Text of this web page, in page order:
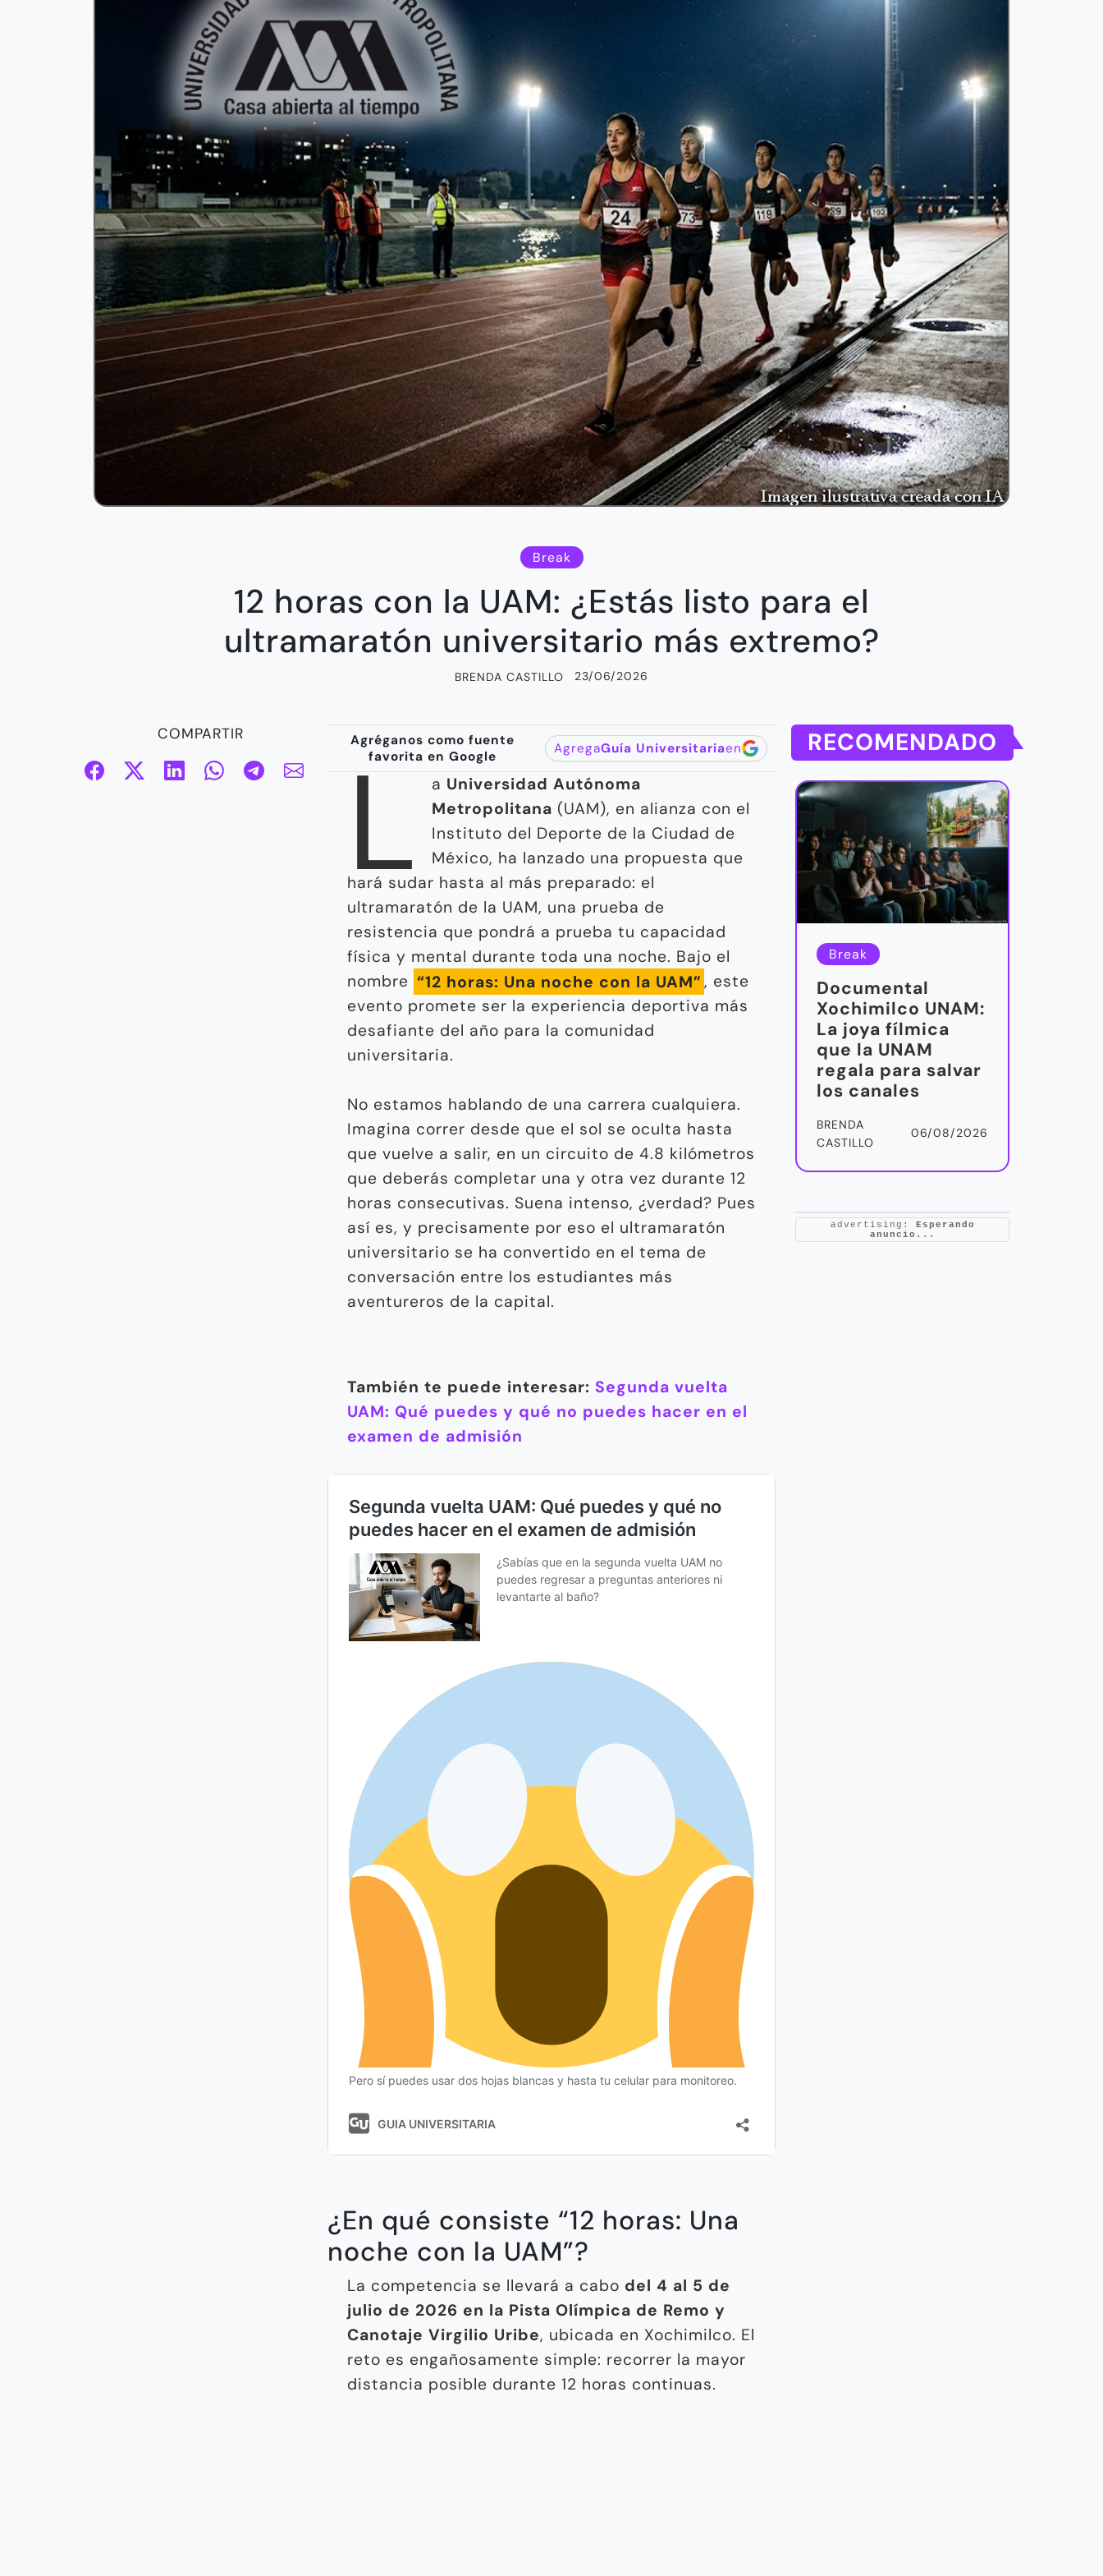
Break
12 horas con la UAM: ¿Estás listo para el
ultramaratón universitario más extremo?
BRENDA CASTILLO 23/06/2026
COMPARTIR
Agréganos como fuente
favorita en Google
AgregaGuía Universitariaen
L a Universidad Autónoma
Metropolitana (UAM), en alianza con el
Instituto del Deporte de la Ciudad de
México, ha lanzado una propuesta que
hará sudar hasta al más preparado: el
ultramaratón de la UAM, una prueba de
resistencia que pondrá a prueba tu capacidad
física y mental durante toda una noche. Bajo el
nombre “12 horas: Una noche con la UAM” , este
evento promete ser la experiencia deportiva más
desafiante del año para la comunidad
universitaria.
No estamos hablando de una carrera cualquiera.
Imagina correr desde que el sol se oculta hasta
que vuelve a salir, en un circuito de 4.8 kilómetros
que deberás completar una y otra vez durante 12
horas consecutivas. Suena intenso, ¿verdad? Pues
así es, y precisamente por eso el ultramaratón
universitario se ha convertido en el tema de
conversación entre los estudiantes más
aventureros de la capital.
También te puede interesar: Segunda vuelta
UAM: Qué puedes y qué no puedes hacer en el
examen de admisión
¿En qué consiste “12 horas: Una
noche con la UAM”?
La competencia se llevará a cabo del 4 al 5 de
julio de 2026 en la Pista Olímpica de Remo y
Canotaje Virgilio Uribe, ubicada en Xochimilco. El
reto es engañosamente simple: recorrer la mayor
distancia posible durante 12 horas continuas.
RECOMENDADO
Break
Documental
Xochimilco UNAM:
La joya fílmica
que la UNAM
regala para salvar
los canales
BRENDA
CASTILLO
06/08/2026
advertising: Esperando
anuncio...